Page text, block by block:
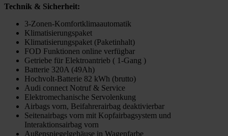
Technik & Sicherheit:
3-Zonen-Komfortklimaautomatik
Klimatisierungspaket
Klimatisierungspaket (Paketinhalt)
FOD Funktionen online verfügbar
Getriebe für Elektroantrieb ( 1-Gang )
Batterie 320A (49Ah)
Hochvolt-Batterie 82 kWh (brutto)
Audi connect Notruf & Service
Elektromechanische Servolenkung
Airbags vorn, Beifahrerairbag deaktivierbar
Seitenairbags vorn mit Kopfairbagsystem und
Interaktionsairbag vorn
Außenspiegelgehäuse in Wagenfarbe